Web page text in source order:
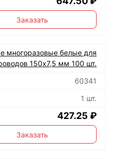
Заказать
многоразовые белые для
150х7,5 мм 100 шт.
60341
1 шт.
427.25 ₽
Заказать